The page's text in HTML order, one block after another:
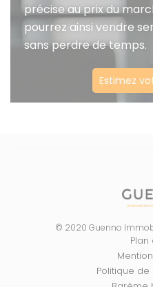
précise au prix du
pourrez ainsi vendre
sans perdre de temps.
Estimez
© 2020 Guenno
Plan
Politique